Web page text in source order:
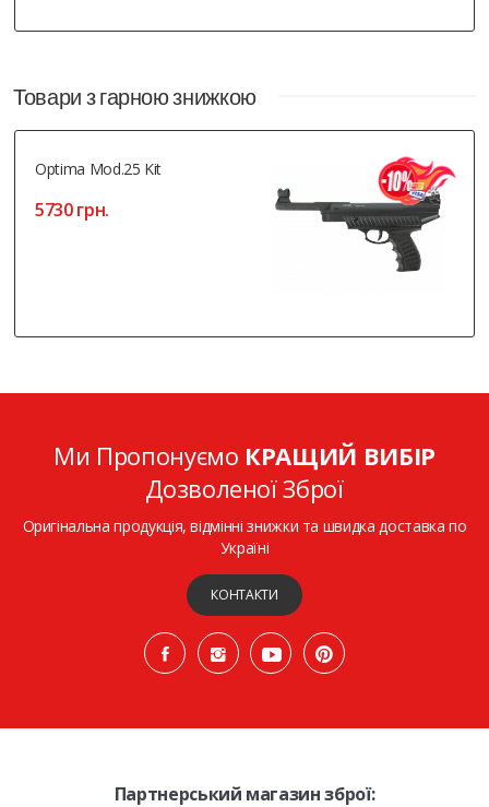
Товари з гарною знижкою
Optima Mod.25 Kit
5730 грн.
Ми Пропонуємо КРАЩИЙ ВИБІР
Дозволеної Зброї
Оригінальна продукція, відмінні знижки та швидка доставка по
Україні
КОНТАКТИ
Партнерський магазин зброї: